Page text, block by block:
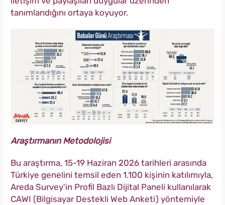
tanımlandığını ortaya koyuyor.
Araştırmanın Metodolojisi
Bu araştırma, 15-19 Haziran 2026 tarihleri arasında
Türkiye genelini temsil eden 1.100 kişinin katılımıyla,
Areda Survey'in Profil Bazlı Dijital Paneli kullanılarak
CAWI (Bilgisayar Destekli Web Anketi) yöntemiyle